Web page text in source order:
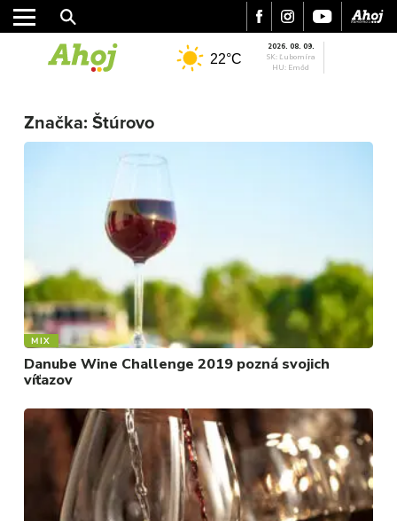
KULTÚRA
FOTKY
VIDEO
MIX
22°C
2026. 08. 09.
SK: Ľubomíra
HU: Emőd
Značka: Štúrovo
MIX
Danube Wine Challenge 2019 pozná svojich
víťazov